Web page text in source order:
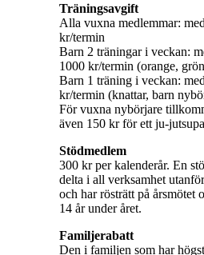
Träningsavgift
Alla vuxna medlemmar:
kr/termin
Barn 2 träningar i veckan:
1000 kr/termin (orange,
Barn 1 träning i veckan:
kr/termin (knattar, barn
För vuxna nybörjare
även 150 kr för ett ju-
Stödmedlem
300 kr per kalenderår. En
delta i all verksamhet
och har rösträtt på årsmötet
14 år under året.
Familjerabatt
Den i familjen som har